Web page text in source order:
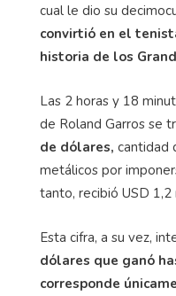
cual le dio su
convirtió en el
historia de los
Las 2 horas y 18
de Roland Garros se
de dólares, cantidad
metálicos por
tanto, recibió USD 1,2
Esta cifra, a su vez,
dólares que ganó
corresponde